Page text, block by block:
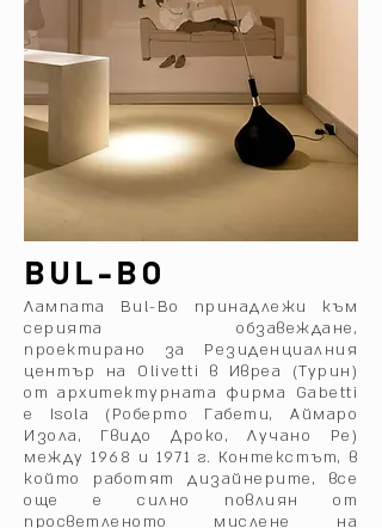
BUL-BO
Лампата Bul-Bo принадлежи към
серията обзавеждане,
проектирано за Резиденциалния
център на Olivetti в Ивреа (Турин)
от архитектурната фирма Gabetti
e Isola (Роберто Габети, Аймаро
Изола, Гвидо Дроко, Лучано Ре)
между 1968 и 1971 г. Контекстът, в
който работят дизайнерите, все
още е силно повлиян от
просветленото мислене на